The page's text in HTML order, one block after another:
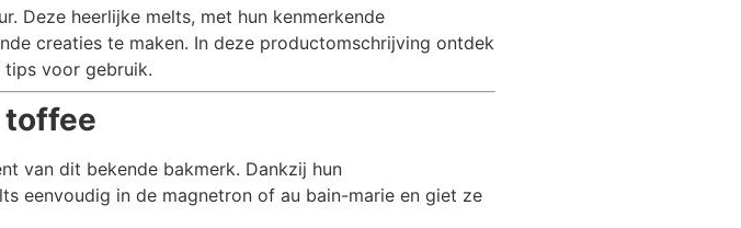
Deze heerlijke melts, met hun kenmerkende
creaties te maken. In deze productomschrijving ontdek
tips voor gebruik.
toffee
van dit bekende bakmerk. Dankzij hun
eenvoudig in de magnetron of au bain-marie en giet ze